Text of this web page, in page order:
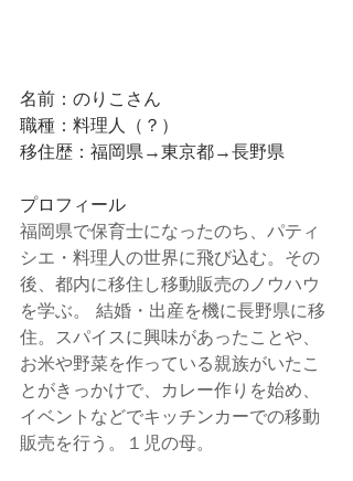
名前：のりこさん
職種：料理人（？）
移住歴：福岡県→東京都→長野県
プロフィール
福岡県で保育士になったのち、パティ
シエ・料理人の世界に飛び込む。その
後、都内に移住し移動販売のノウハウ
を学ぶ。 結婚・出産を機に長野県に移
住。スパイスに興味があったことや、
お米や野菜を作っている親族がいたこ
とがきっかけで、カレー作りを始め、
イベントなどでキッチンカーでの移動
販売を行う。１児の母。